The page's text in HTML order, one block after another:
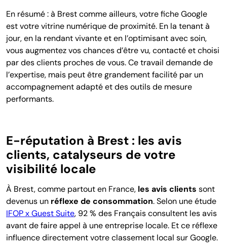
En résumé : à Brest comme ailleurs, votre fiche Google
est votre vitrine numérique de proximité. En la tenant à
jour, en la rendant vivante et en l’optimisant avec soin,
vous augmentez vos chances d’être vu, contacté et choisi
par des clients proches de vous. Ce travail demande de
l’expertise, mais peut être grandement facilité par un
accompagnement adapté et des outils de mesure
performants.
E-réputation à Brest : les avis
clients, catalyseurs de votre
visibilité locale
À Brest, comme partout en France, les avis clients sont
devenus un réflexe de consommation. Selon une étude
IFOP x Guest Suite, 92 % des Français consultent les avis
avant de faire appel à une entreprise locale. Et ce réflexe
influence directement votre classement local sur Google.